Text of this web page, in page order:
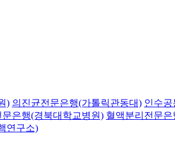
) 의진균전문은행(가톨릭관동대) 인수
은행(경북대학교병원) 혈액분리전문
연구소)